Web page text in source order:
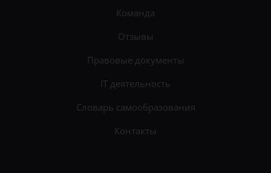
Команда
Отзывы
Правовые документы
IT деятельность
Словарь самообразования
Контакты